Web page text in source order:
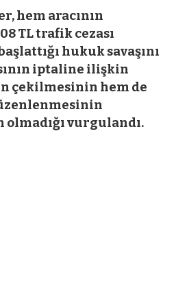
hem aracının
TL trafik cezası
hukuk savaşını
iptaline ilişkin
çekilmesinin hem de
vurgulandı.